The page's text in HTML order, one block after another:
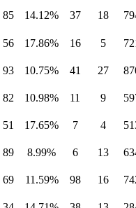
85 14.12% 37 18
56 17.86% 16 5
93 10.75% 41 27
82 10.98% 11 9
51 17.65% 7 4
89 8.99% 6 13
69 11.59% 98 16